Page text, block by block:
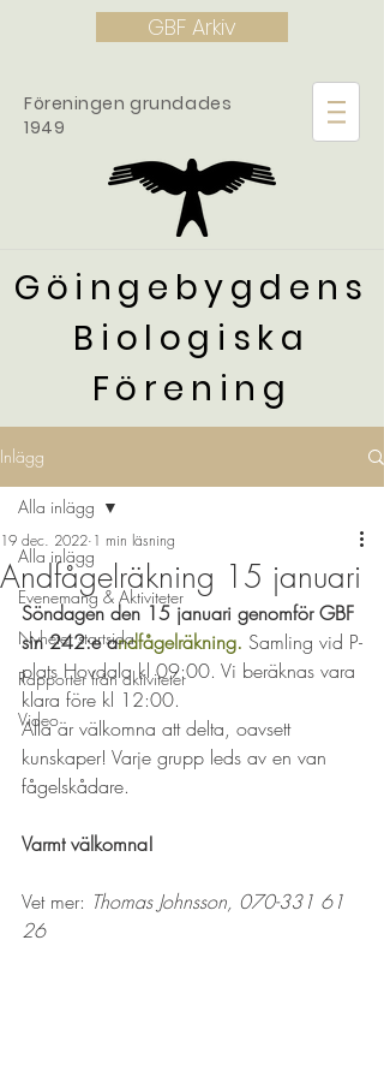
GBF Arkiv
Föreningen grundades
1949
Göingebygdens
Biologiska
Förening
Inlägg
Alla inlägg
Evenemang & Aktiviteter
Nyheter startsida
Rapporter från aktiviteter
Video
Alla inlägg
Andfågelräkning 15 januari
19 dec. 2022 1 min läsning
Söndagen den 15 januari genomför GBF
sin 242:e andfågelräkning. Samling vid P-
plats Hovdala kl 09:00. Vi beräknas vara
klara före kl 12:00.
Alla är välkomna att delta, oavsett
kunskaper! Varje grupp leds av en van
fågelskådare.
Varmt välkomna!
Vet mer: Thomas Johnsson, 070-331 61
26